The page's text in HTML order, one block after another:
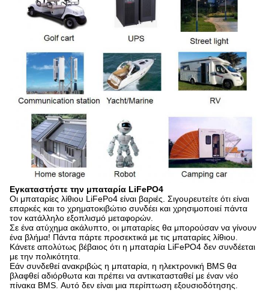
Εγκαταστήστε την μπαταρία LiFePO4
Οι μπαταρίες λίθιου LiFePo4 είναι βαριές. Σιγουρευτείτε ότι είναι
επαρκές και το χρηματοκιβώτιο συνδέει και χρησιμοποιεί πάντα
τον κατάλληλο εξοπλισμό μεταφορών.
Σε ένα ατύχημα ακάλυπτο, οι μπαταρίες θα μπορούσαν να γίνουν
ένα βλήμα! Πάντα πάρτε προσεκτικά με τις μπαταρίες λίθιου.
Κάνετε απολύτως βέβαιος ότι η μπαταρία LiFePO4 δεν συνδέεται
με την πολικότητα.
Εάν συνδεθεί ανακριβώς η μπαταρία, η ηλεκτρονική BMS θα
βλαφθεί αδιόρθωτα και πρέπει να αντικατασταθεί με έναν νέο
πίνακα BMS. Αυτό δεν είναι μια περίπτωση εξουσιοδότησης.